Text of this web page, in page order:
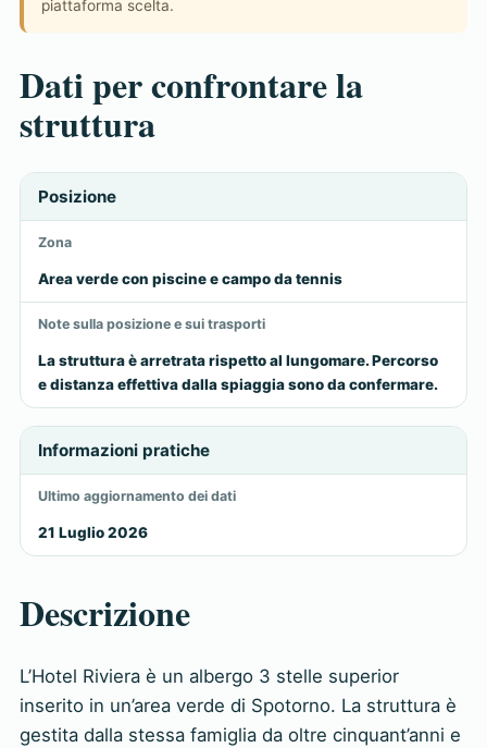
piattaforma scelta.
Dati per confrontare la
struttura
Posizione
Zona
Area verde con piscine e campo da tennis
Note sulla posizione e sui trasporti
La struttura è arretrata rispetto al lungomare. Percorso
e distanza effettiva dalla spiaggia sono da confermare.
Informazioni pratiche
Ultimo aggiornamento dei dati
21 Luglio 2026
Descrizione
L’Hotel Riviera è un albergo 3 stelle superior
inserito in un’area verde di Spotorno. La struttura è
gestita dalla stessa famiglia da oltre cinquant’anni e